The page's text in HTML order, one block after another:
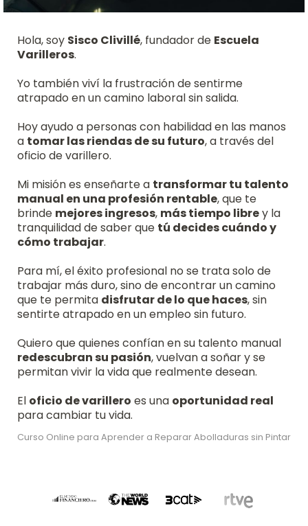
Hola, soy Sisco Clivillé, fundador de Escuela
Varilleros.
Yo también viví la frustración de sentirme
atrapado en un camino laboral sin salida.
Hoy ayudo a personas con habilidad en las manos
a tomar las riendas de su futuro, a través del
oficio de varillero.
Mi misión es enseñarte a transformar tu talento
manual en una profesión rentable, que te
brinde mejores ingresos, más tiempo librey la
tranquilidad de saber que tú decides cuándo y
cómo trabajar.
Para mí, el éxito profesional no se trata solo de
trabajar más duro, sino de encontrar un camino
que te permita disfrutar de lo que haces, sin
sentirte atrapado en un empleo sin futuro.
Quiero que quienes confían en su talento manual
redescubran su pasión, vuelvan a soñar y se
permitan vivir la vida que realmente desean.
El oficio de varillero es una oportunidad real
para cambiar tu vida.
Curso Online para Aprender a Reparar Abolladuras sin Pintar